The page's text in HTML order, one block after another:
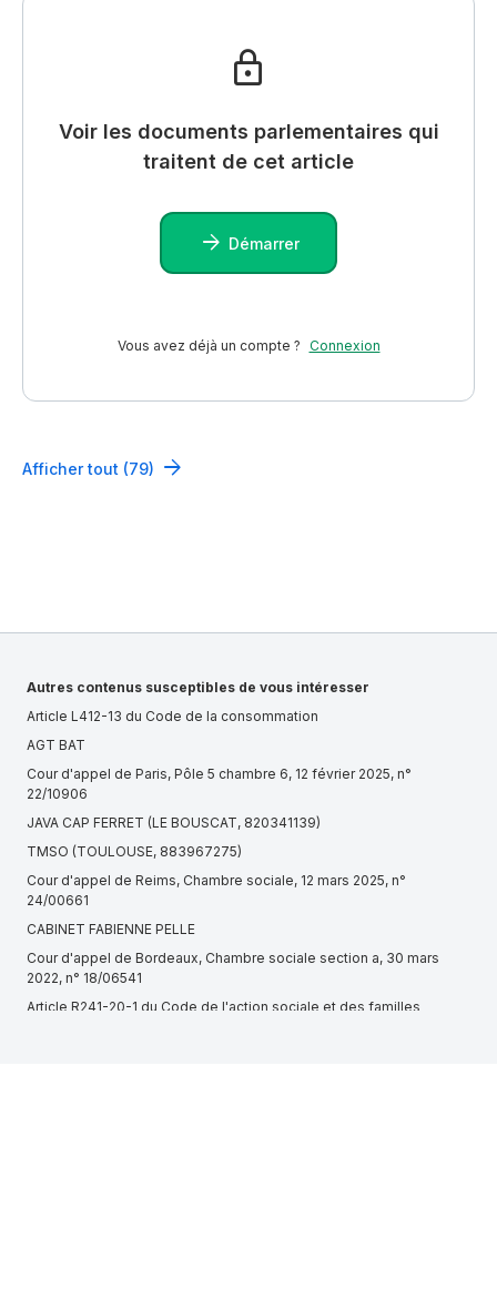
Voir les documents parlementaires qui
traitent de cet article
Démarrer
Vous avez déjà un compte ? Connexion
Afficher tout (79)
Autres contenus susceptibles de vous intéresser
Article L412-13 du Code de la consommation
AGT BAT
Cour d'appel de Paris, Pôle 5 chambre 6, 12 février 2025, n°
22/10906
JAVA CAP FERRET (LE BOUSCAT, 820341139)
TMSO (TOULOUSE, 883967275)
Cour d'appel de Reims, Chambre sociale, 12 mars 2025, n°
24/00661
CABINET FABIENNE PELLE
Cour d'appel de Bordeaux, Chambre sociale section a, 30 mars
2022, n° 18/06541
Article R241-20-1 du Code de l'action sociale et des familles